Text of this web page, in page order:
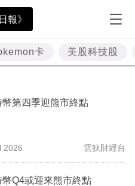
報》
卡 美股科技股
幣第四季迎熊市終點
2026 雲狄財經台
幣Q4或迎來熊市終點